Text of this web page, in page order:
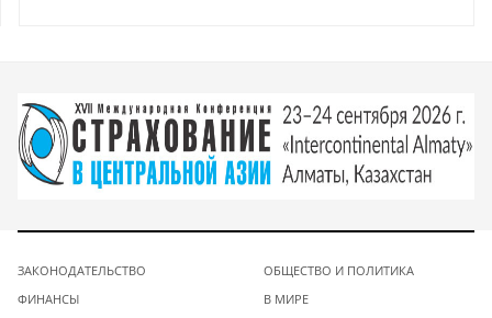
ЗАКОНОДАТЕЛЬСТВО
ФИНАНСЫ
ОБЩЕСТВО И ПОЛИТИКА
В МИРЕ